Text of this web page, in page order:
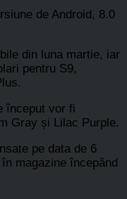
de Android, 8.0
din luna martie, iar
pentru S9,
început vor fi
Gray și Lilac Purple.
pe data de 6
magazine începând